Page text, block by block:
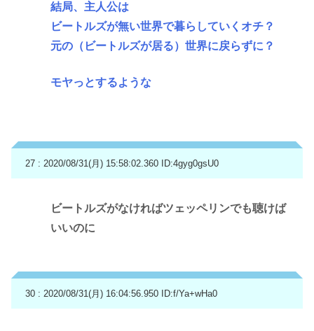
結局、主人公は
ビートルズが無い世界で暮らしていくオチ？
元の（ビートルズが居る）世界に戻らずに？
モヤっとするような
27 : 2020/08/31(月) 15:58:02.360 ID:4gyg0gsU0
ビートルズがなければツェッペリンでも聴けば
いいのに
30 : 2020/08/31(月) 16:04:56.950 ID:f/Ya+wHa0